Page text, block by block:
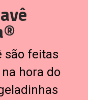
são feitas
hora do